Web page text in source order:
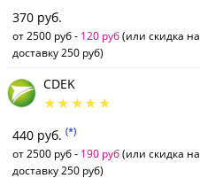
370 руб.
от 2500 руб - 120 руб(или скидка на
доставку 250 руб)
CDEK
440 руб. (*)
от 2500 руб - 190 руб(или скидка на
доставку 250 руб)